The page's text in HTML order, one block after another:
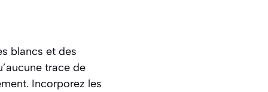
blancs et des
trace de
Incorporez les